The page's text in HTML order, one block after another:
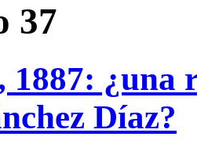
37
¿una
Díaz?